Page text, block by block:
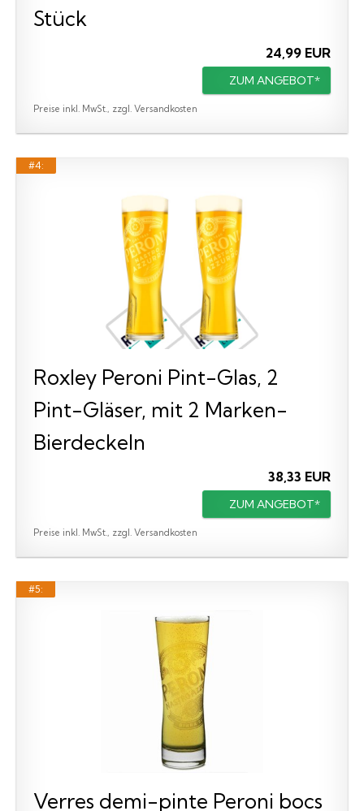
Stück
24,99 EUR
ZUM ANGEBOT*
Preise inkl. MwSt., zzgl. Versandkosten
#4:
Roxley Peroni Pint-Glas, 2
Pint-Gläser, mit 2 Marken-
Bierdeckeln
38,33 EUR
ZUM ANGEBOT*
Preise inkl. MwSt., zzgl. Versandkosten
#5:
Verres demi-pinte Peroni bocs